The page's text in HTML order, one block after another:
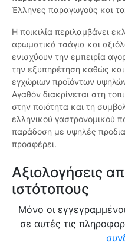
Έλληνες παραγωγούς και
Η ποικιλία περιλαμβάνει
αρωματικά τσάγια και
ενισχύουν την εμπειρία
την εξυπηρέτηση καθώς
εγχώριων προϊόντων
Αγαθόν διακρίνεται στη
στην ποιότητα και τη
ελληνικού γαστρονομικού
παράδοση με υψηλές
προσφέρει.
Αξιολογήσεις
ιστότοπους
Μόνο οι
σε αυτές τις